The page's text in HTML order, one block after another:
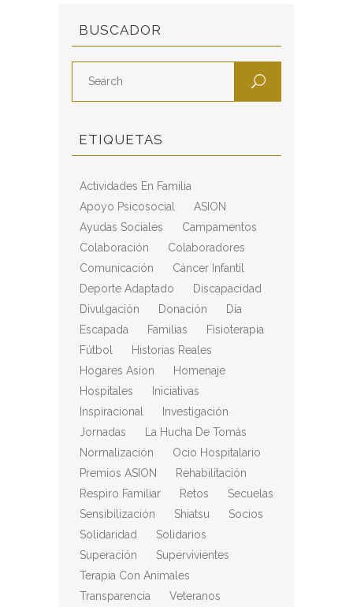
BUSCADOR
ETIQUETAS
Actividades En Familia
Apoyo Psicosocial
ASION
Ayudas Sociales
Campamentos
Colaboración
Colaboradores
Comunicación
Cáncer Infantil
Deporte Adaptado
Discapacidad
Divulgación
Donación
Día
Escapada
Familias
Fisioterapia
Fútbol
Historias Reales
Hogares Asion
Homenaje
Hospitales
Iniciativas
Inspiracional
Investigación
Jornadas
La Hucha De Tomás
Normalización
Ocio Hospitalario
Premios ASION
Rehabilitación
Respiro Familiar
Retos
Secuelas
Sensibilización
Shiatsu
Socios
Solidaridad
Solidarios
Superación
Supervivientes
Terapia Con Animales
Transparencia
Veteranos